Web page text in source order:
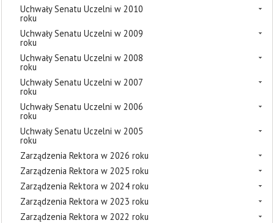
Uchwały Senatu Uczelni w 2010
roku
Uchwały Senatu Uczelni w 2009
roku
Uchwały Senatu Uczelni w 2008
roku
Uchwały Senatu Uczelni w 2007
roku
Uchwały Senatu Uczelni w 2006
roku
Uchwały Senatu Uczelni w 2005
roku
Zarządzenia Rektora w 2026 roku
Zarządzenia Rektora w 2025 roku
Zarządzenia Rektora w 2024 roku
Zarządzenia Rektora w 2023 roku
Zarządzenia Rektora w 2022 roku